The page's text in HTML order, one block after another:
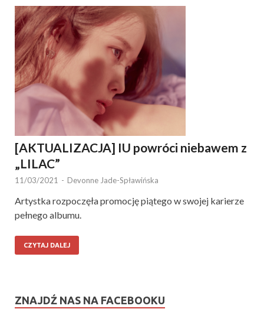
[AKTUALIZACJA] IU powróci niebawem z
„LILAC”
11/03/2021 - Devonne Jade-Spławińska
Artystka rozpoczęła promocję piątego w swojej karierze
pełnego albumu.
CZYTAJ DALEJ
ZNAJDŹ NAS NA FACEBOOKU